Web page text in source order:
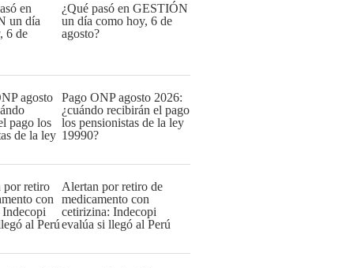
¿Qué pasó en GESTIÓN
un día como hoy, 6 de
agosto?
Pago ONP agosto 2026:
¿cuándo recibirán el pago
los pensionistas de la ley
19990?
Alertan por retiro de
medicamento con
cetirizina: Indecopi
evalúa si llegó al Perú